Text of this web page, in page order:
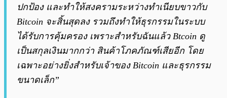
ปกป้อง และทำให้สงครามระหว่างทำเนียบขาวกับ
Bitcoin จะสิ้นสุดลง รวมถึงทำให้ธุรกรรมในระบบ
ได้รับการคุ้มครอง เพราะสำหรับฉันแล้ว Btcoin ดู
เป็นสกุลเงินมากกว่า สินค้าโภคภัณฑ์เสียอีก โดย
เฉพาะอย่างยิ่งสำหรับเจ้าของ Bitcoin และธุรกรรม
ขนาดเล็ก”